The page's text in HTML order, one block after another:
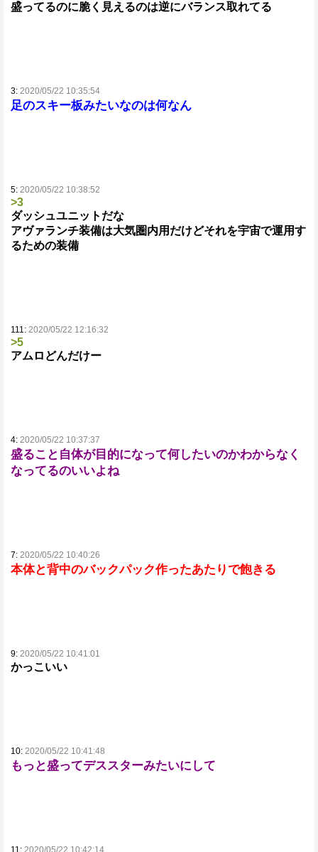
盛ってるのに脆く見えるのは逆にバランス取れてる
3: 2020/05/22 10:35:54
足のスキー板みたいなのは何なん
5: 2020/05/22 10:38:52
>3
ダッシュユニットだな
アヴァランチ装備は大気圏内用だけどそれを宇宙で運用す
るための装備
111: 2020/05/22 12:16:32
>5
アムロどんだけー
4: 2020/05/22 10:37:37
盛ること自体が目的になって何したいのかわからなく
なってるのいいよね
7: 2020/05/22 10:40:26
本体と背中のバックパック作ったあたりで飽きる
9: 2020/05/22 10:41:01
かっこいい
10: 2020/05/22 10:41:48
もっと盛ってデススターみたいにして
11: 2020/05/22 10:42:14